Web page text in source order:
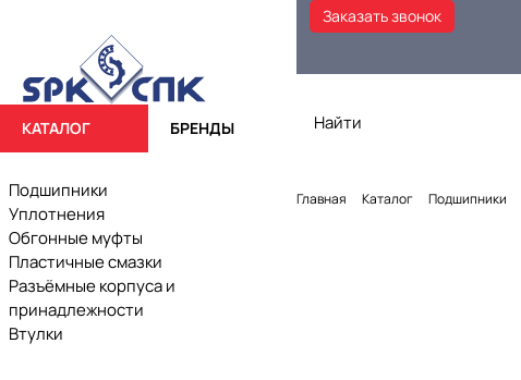
Заказать звонок
Главная Каталог Подшипники
КАТАЛОГ БРЕНДЫ
Подшипники
Уплотнения
Обгонные муфты
Пластичные смазки
Разъёмные корпуса и
принадлежности
Втулки